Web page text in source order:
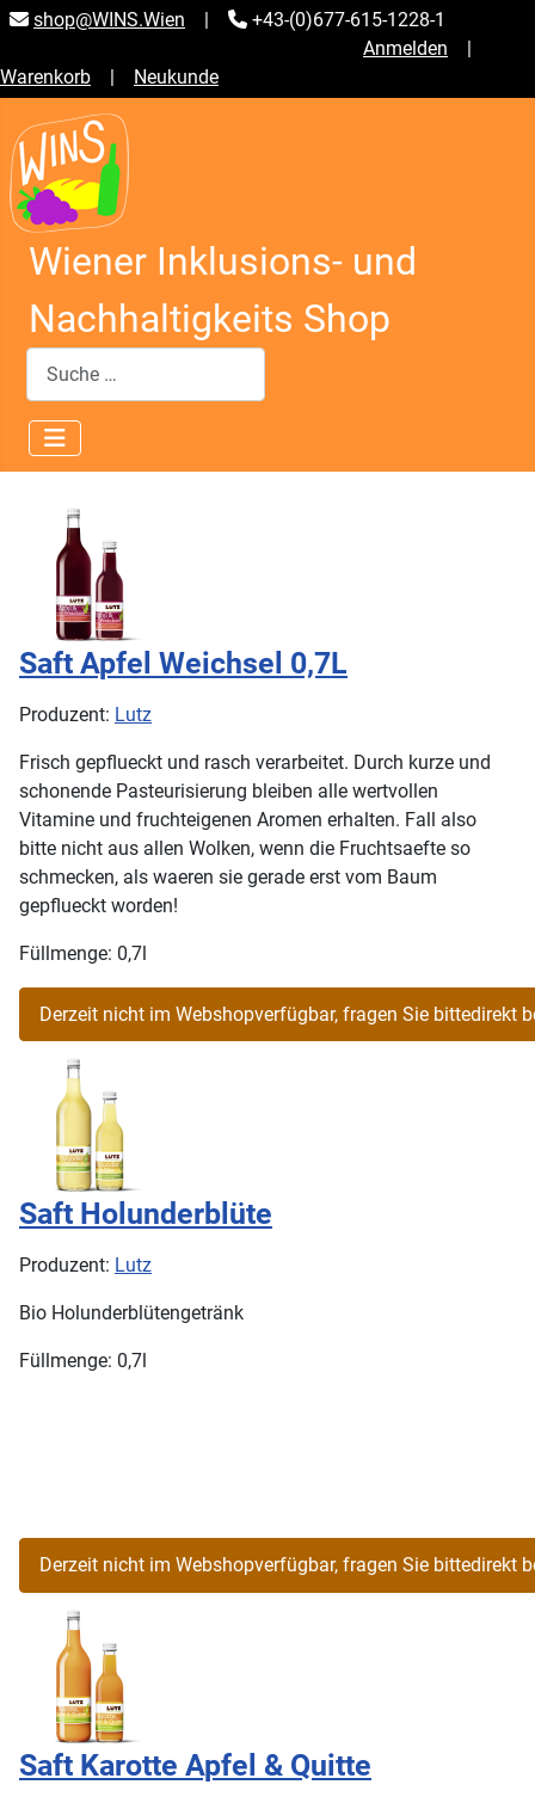
shop@WINS.Wien |
+43-(0)677-615-1228-1
Anmelden |
Warenkorb | Neukunde
Wiener Inklusions- und
Nachhaltigkeits Shop
Suchen
Saft Apfel Weichsel 0,7L
Produzent: Lutz
Frisch gepflueckt und rasch verarbeitet. Durch kurze und
schonende Pasteurisierung bleiben alle wertvollen
Vitamine und fruchteigenen Aromen erhalten. Fall also
bitte nicht aus allen Wolken, wenn die Fruchtsaefte so
schmecken, als waeren sie gerade erst vom Baum
gepflueckt worden!
Füllmenge: 0,7l
Saft Holunderblüte
Produzent: Lutz
Bio Holunderblütengetränk
Füllmenge: 0,7l
Saft Karotte Apfel & Quitte